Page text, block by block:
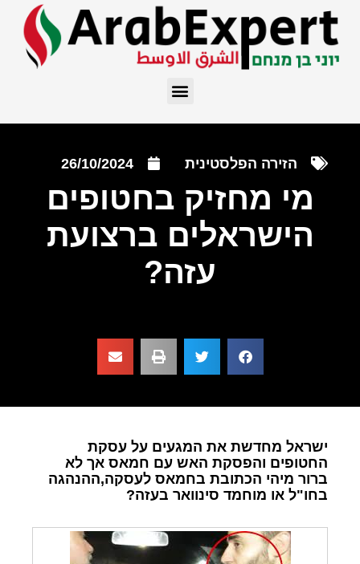
הזירה הפלסטינית 26/10/2024
מי מחזיק בחטופים
הישראלים ברצועת
עזה?
ישראל מחדשת את המגעים על עסקת
החטופים והפסקת האש עם חמאס אך לא
ברור מיהי הכתובת בחמאס לעסקה,ההנהגה
בחו"ל או מוחמד סינוואר בעזה?